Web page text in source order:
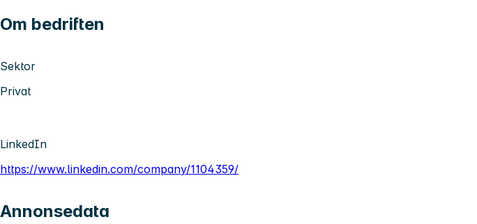
Om bedriften
Sektor
Privat
LinkedIn
https://www.linkedin.com/company/1104359/
Annonsedata